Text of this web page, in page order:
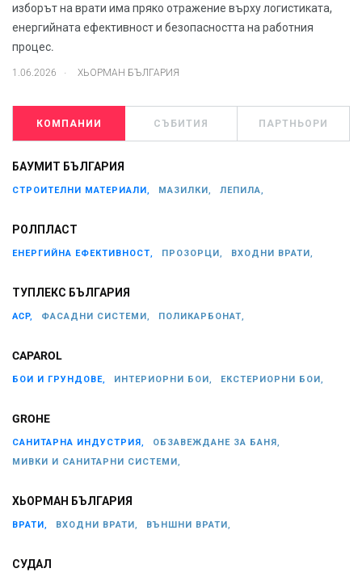
изборът на врати има пряко отражение върху логистиката,
енергийната ефективност и безопасността на работния
процес.
1.06.2026 ХЬОРМАН БЪЛГАРИЯ
КОМПАНИИ СЪБИТИЯ ПАРТНЬОРИ
БАУМИТ БЪЛГАРИЯ
СТРОИТЕЛНИ МАТЕРИАЛИ, МАЗИЛКИ, ЛЕПИЛА,
РОЛПЛАСТ
ЕНЕРГИЙНА ЕФЕКТИВНОСТ, ПРОЗОРЦИ, ВХОДНИ ВРАТИ,
ТУПЛЕКС БЪЛГАРИЯ
ACP, ФАСАДНИ СИСТЕМИ, ПОЛИКАРБОНАТ,
CAPAROL
БОИ И ГРУНДОВЕ, ИНТЕРИОРНИ БОИ, ЕКСТЕРИОРНИ БОИ,
GROHE
САНИТАРНА ИНДУСТРИЯ,
ОБЗАВЕЖДАНЕ ЗА БАНЯ,
МИВКИ И САНИТАРНИ СИСТЕМИ,
ХЬОРМАН БЪЛГАРИЯ
ВРАТИ, ВХОДНИ ВРАТИ, ВЪНШНИ ВРАТИ,
СУДАЛ